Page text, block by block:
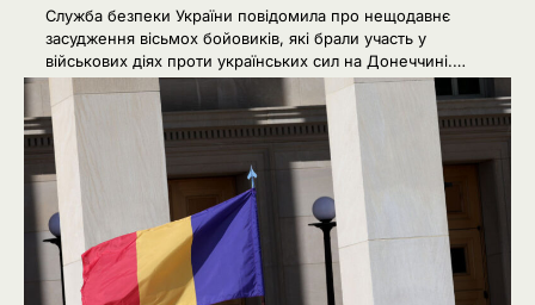
Служба безпеки України повідомила про нещодавнє
засудження вісьмох бойовиків, які брали участь у
військових діях проти українських сил на Донеччині.…
РФ готує удари по НАТО
українськими дронами
Розумна Марина
3
РФ знеструмила Херсон: коли
повернуть світло в оселі
Розумна Марина